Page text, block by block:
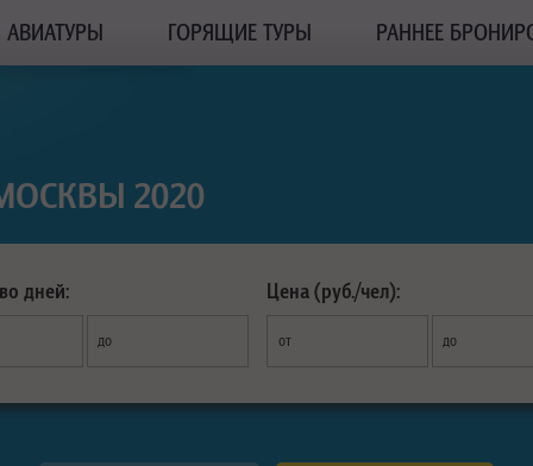
АВИАТУРЫ ГОРЯЩИЕ ТУРЫ РАННЕЕ
2020
дней:
до
Цена (руб./чел):
от до